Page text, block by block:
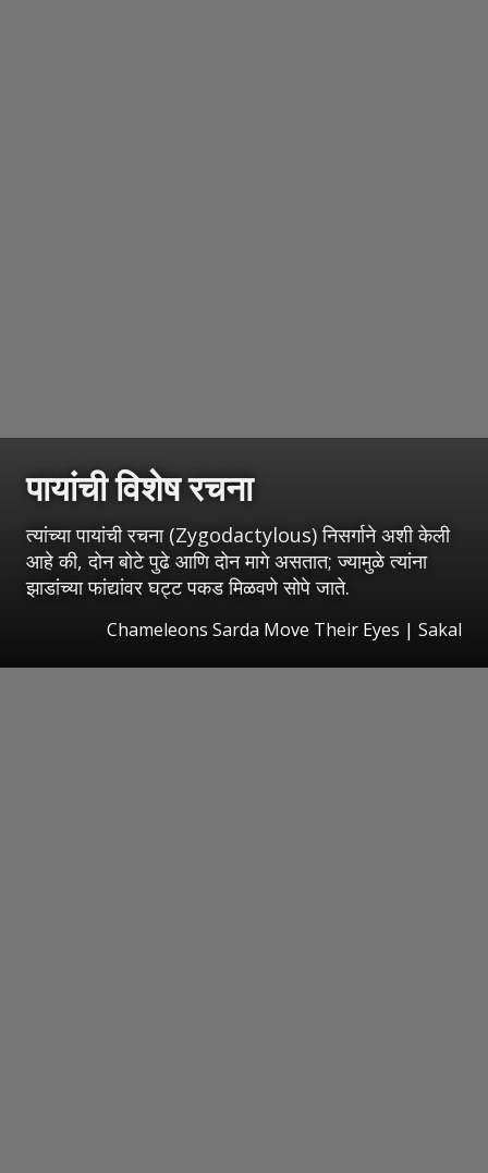
पायांची विशेष रचना
त्यांच्या पायांची रचना (Zygodactylous) निसर्गाने अशी केली
आहे की, दोन बोटे पुढे आणि दोन मागे असतात; ज्यामुळे त्यांना
झाडांच्या फांद्यांवर घट्ट पकड मिळवणे सोपे जाते.
Chameleons Sarda Move Their Eyes | Sakal